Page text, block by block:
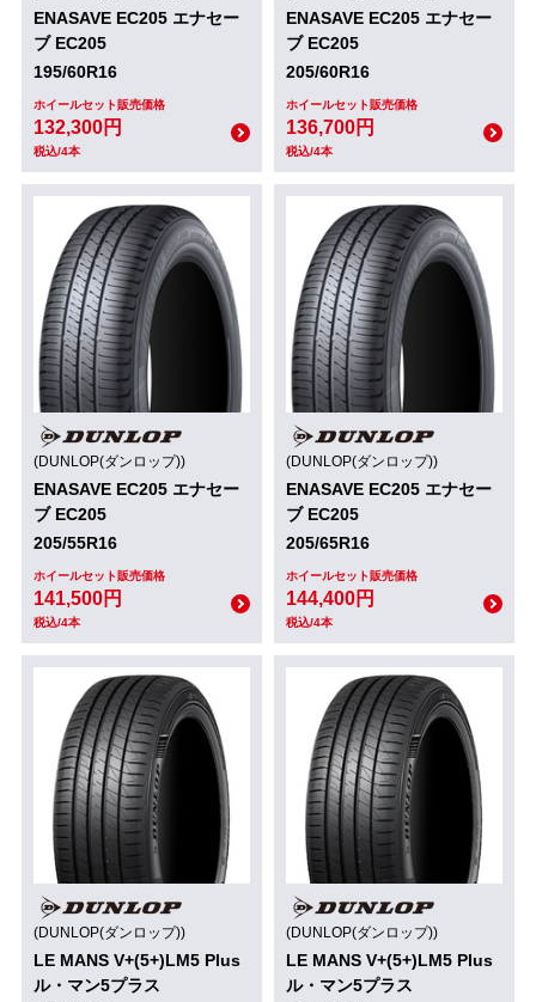
ENASAVE EC205 エナセー
ブ EC205
195/60R16
ホイールセット販売価格
132,300円
税込/4本
ENASAVE EC205 エナセー
ブ EC205
205/60R16
ホイールセット販売価格
136,700円
税込/4本
(DUNLOP(ダンロップ))
ENASAVE EC205 エナセー
ブ EC205
205/55R16
ホイールセット販売価格
141,500円
税込/4本
(DUNLOP(ダンロップ))
ENASAVE EC205 エナセー
ブ EC205
205/65R16
ホイールセット販売価格
144,400円
税込/4本
(DUNLOP(ダンロップ))
LE MANS V+(5+)LM5 Plus
ル・マン5プラス
(DUNLOP(ダンロップ))
LE MANS V+(5+)LM5 Plus
ル・マン5プラス